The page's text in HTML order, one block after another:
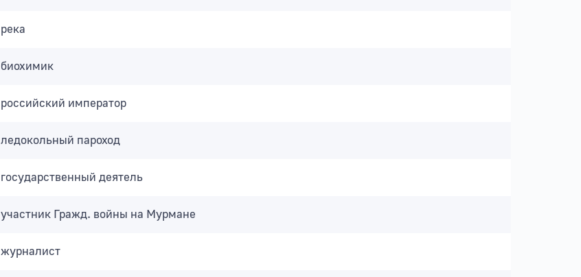
река
биохимик
российский император
ледокольный пароход
государственный деятель
участник Гражд. войны на Мурмане
журналист